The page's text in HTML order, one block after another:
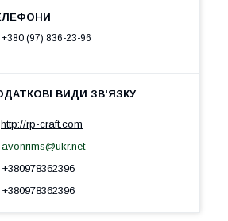
+380 (97) 836-23-96
http://rp-craft.com
avonrims@ukr.net
+380978362396
+380978362396